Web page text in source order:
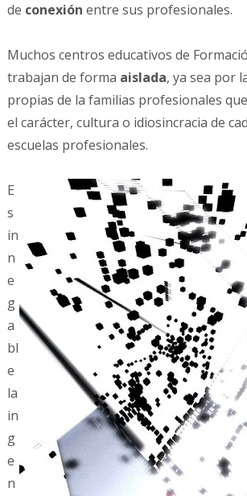
de conexión entre sus profesionales.
Muchos centros educativos de
trabajan de forma aislada, ya sea por
propias de la familias profesionales
el carácter, cultura o idiosincracia de
escuelas profesionales.
E
s
in
n
e
g
a
bl
e
la
in
g
e
n